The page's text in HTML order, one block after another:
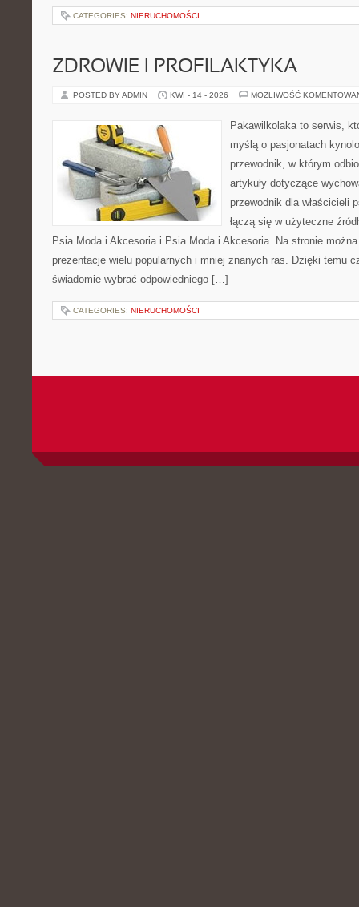
CATEGORIES: NIERUCHOMOŚCI
ZDROWIE I PROFILAKTYKA
POSTED BY ADMIN KWI - 14 - 2026 MOŻLIWOŚĆ
Pakawilkolaka to serwis,
myślą o pasjonatach
przewodnik, w którym
artykuły dotyczące
przewodnik dla właścicieli
łączą się w użyteczne
Psia Moda i Akcesoria i Psia Moda i Akcesoria. Na stronie
prezentacje wielu popularnych i mniej znanych ras. Dzięki temu
świadomie wybrać odpowiedniego […]
CATEGORIES: NIERUCHOMOŚCI